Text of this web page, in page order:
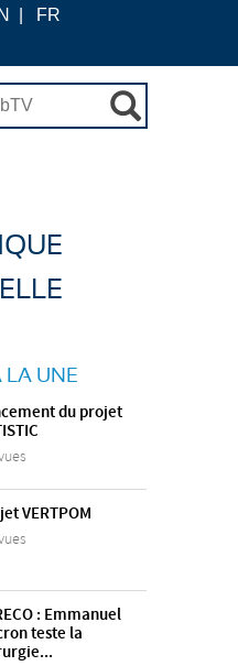
FR
LA UNE
du projet
VERTPOM
: Emmanuel
teste la